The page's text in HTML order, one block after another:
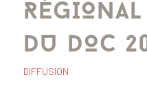
DU DOC
DIFFUSION